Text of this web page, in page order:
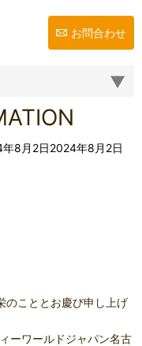
お問合わせ
8月2日2024年8月2日
のこととお慶び申し上げ
ーワールドジャパン名古